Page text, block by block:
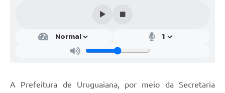
Contas Públicas
A Prefeitura de Uruguaiana, por meio da Secretaria